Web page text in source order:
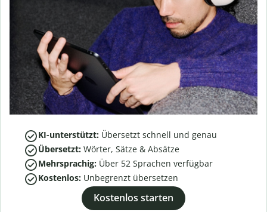
KI-unterstützt: Übersetzt schnell und genau
Übersetzt: Wörter, Sätze & Absätze
Mehrsprachig: Über 52 Sprachen verfügbar
Kostenlos: Unbegrenzt übersetzen
Kostenlos starten